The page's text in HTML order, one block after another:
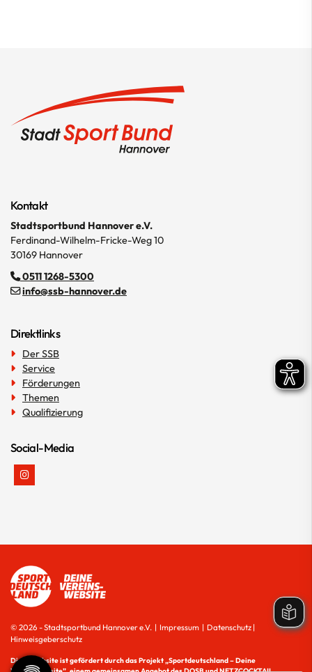
Kontakt
Stadtsportbund Hannover e.V.
Ferdinand-Wilhelm-Fricke-Weg 10
30169 Hannover
0511 1268-5300
info@ssb-hannover.de
Direktlinks
Der SSB
Service
Förderungen
Themen
Qualifizierung
Social-Media
© 2026 - Stadtsportbund Hannover e.V. | Impressum | Datenschutz |
Hinweisgeberschutz
Diese Website ist gefördert durch das Projekt„Sportdeutschland – Deine